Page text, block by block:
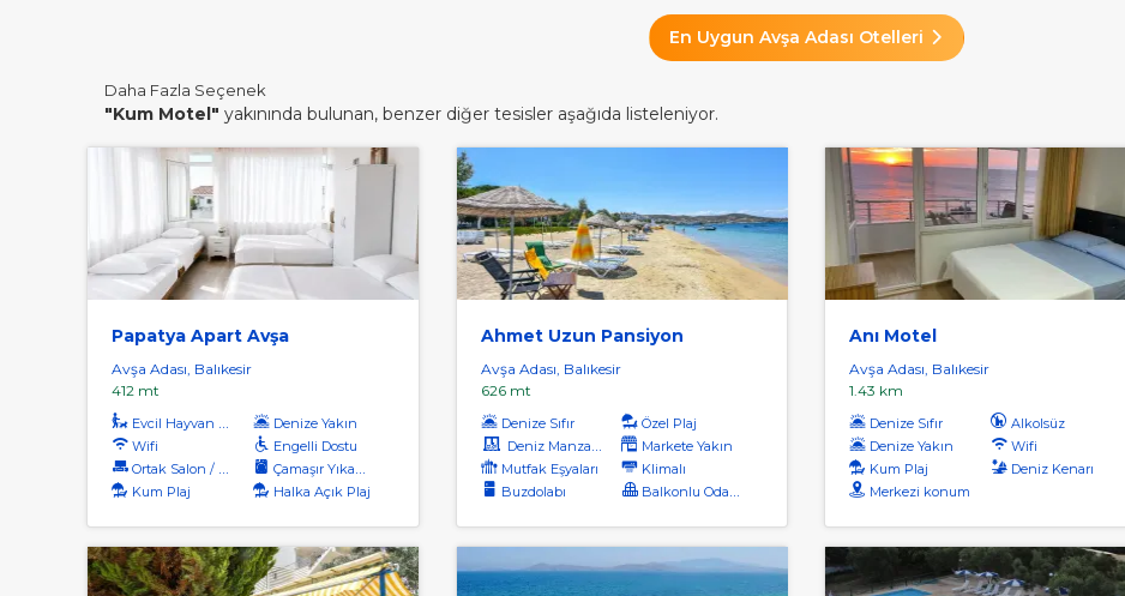
En Uygun Avşa Adası Otelleri
Daha Fazla Seçenek
"Kum Motel" yakınında bulunan, benzer diğer tesisler aşağıda listeleniyor.
Papatya Apart Avşa
Avşa Adası, Balıkesir
412 mt
Evcil Hayvan Kabul
Denize Yakın
Wifi
Engelli Dostu
Ortak Salon / Tv Alanı
Çamaşır Yıkama
Kum Plaj
Halka Açık Plaj
Ahmet Uzun Pansiyon
Avşa Adası, Balıkesir
626 mt
Denize Sıfır
Özel Plaj
Deniz Manzaralı
Markete Yakın
Mutfak Eşyaları
Klimalı
Buzdolabı
Balkonlu Odalar
Anı Motel
Avşa Adası, Balıkesir
1.43 km
Denize Sıfır
Alkolsüz
Denize Yakın
Wifi
Kum Plaj
Deniz Kenarı
Merkezi konum